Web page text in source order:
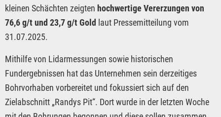
kleinen Schächten zeigten hochwertige Vererzungen von
76,6 g/t und 23,7 g/t Gold laut Pressemitteilung vom
31.07.2025.
Mithilfe von Lidarmessungen sowie historischen
Fundergebnissen hat das Unternehmen sein derzeitiges
Bohrvorhaben vorbereitet und fokussiert sich auf den
Zielabschnitt „Randys Pit“. Dort wurde in der letzten Woche